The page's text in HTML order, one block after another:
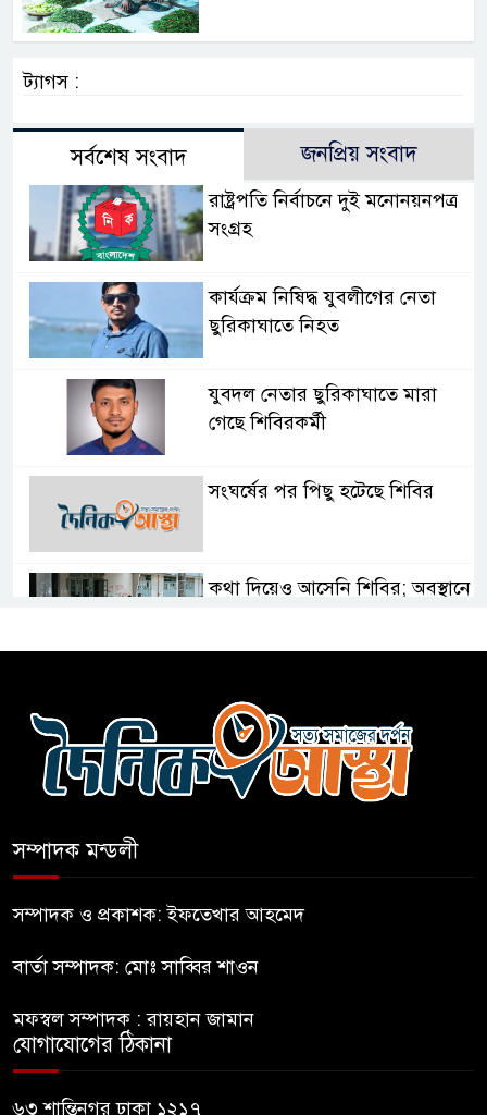
ট্যাগস :
সর্বশেষ সংবাদ জনপ্রিয় সংবাদ
রাষ্ট্রপতি নির্বাচনে দুই মনোনয়নপত্র
সংগ্রহ
কার্যক্রম নিষিদ্ধ যুবলীগের নেতা
ছুরিকাঘাতে নিহত
যুবদল নেতার ছুরিকাঘাতে মারা
গেছে শিবিরকর্মী
সংঘর্ষের পর পিছু হটেছে শিবির
কথা দিয়েও আসেনি শিবির; অবস্থানে
বলাকা লাউঞ্জে আগুন
নীলফামারীতে ৫ দিনেও ফিরেনি
মেট্রিক টন টিয়ার শেল
মানবিক মূল্যবোধ সম্পন্ন বিচারকের
সম্পাদক মন্ডলী
সম্পাদক ও প্রকাশক: ইফতেখার আহমেদ
বার্তা সম্পাদক: মোঃ সাব্বির শাওন
মফস্বল সম্পাদক : রায়হান জামান
যোগাযোগের ঠিকানা
৬৩ শান্তিনগর ঢাকা ১২১৭